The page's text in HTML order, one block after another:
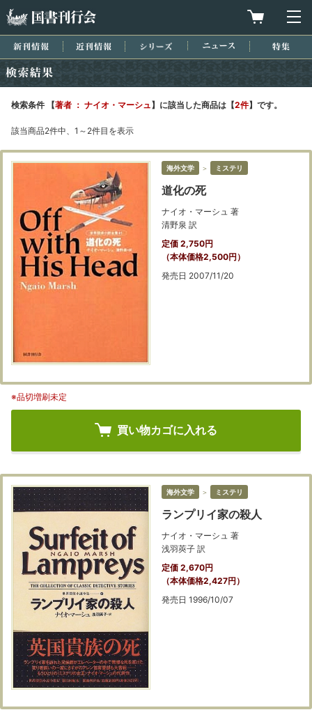
買物カゴを
新刊情報 近刊情報 シリーズ ニュース
検索条件 【著者 ： ナイオ・マーシュ】に該当した商品は【2件】です。
該当商品2件中、1～2件目を表示
海外文学 ＞ ミステリ
道化の死
ナイオ・マーシュ 著
清野泉 訳
定価 2,750円
（本体価格2,500円）
発売日 2007/11/20
※品切増刷未定
買い物カゴに入れる
海外文学 ＞ ミステリ
ランプリイ家の殺人
ナイオ・マーシュ 著
浅羽莢子 訳
定価 2,670円
（本体価格2,427円）
発売日 1996/10/07